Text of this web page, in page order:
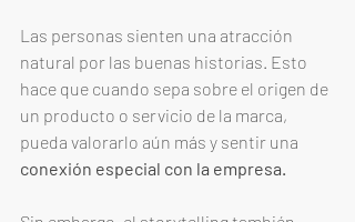
Las personas sienten una atracción
natural por las buenas historias. Esto
hace que cuando sepa sobre el origen de
un producto o servicio de la marca,
pueda valorarlo aún más y sentir una
conexión especial con la empresa.